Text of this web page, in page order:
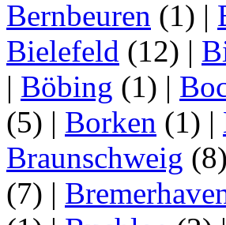
Bernbeuren (1) |
Bielefeld (12) |
| Böbing (1) |
(5) | Borken (1) |
Braunschweig (8)
(7) |